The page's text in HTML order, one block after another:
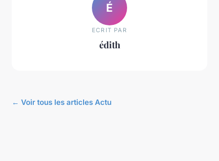
É
ECRIT PAR
édith
← Voir tous les articles Actu